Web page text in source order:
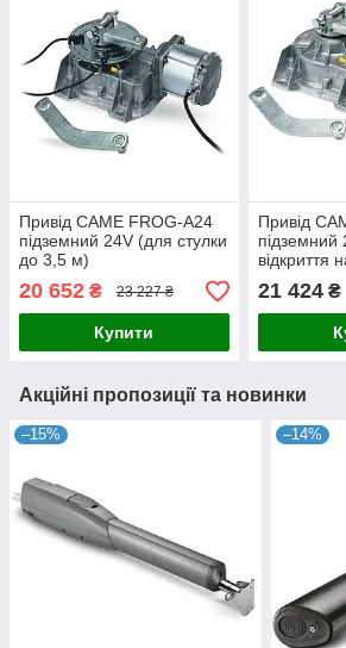
Привід CAME FROG-A24
підземний 24V (для стулки
до 3,5 м)
20 652 ₴ 23 227 ₴
Купити
Привід
підземний
відкриття
21 424₴
Акційні пропозиції та новинки
–15% –14%